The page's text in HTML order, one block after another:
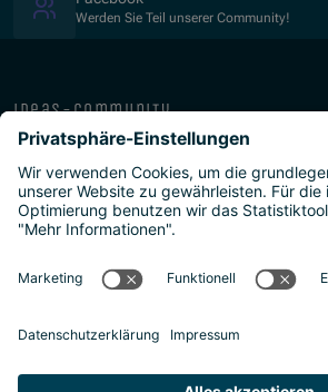
Werden Sie Teil unserer Community!
ideas-community
über die isb
public-private
programme
newsletter
presse